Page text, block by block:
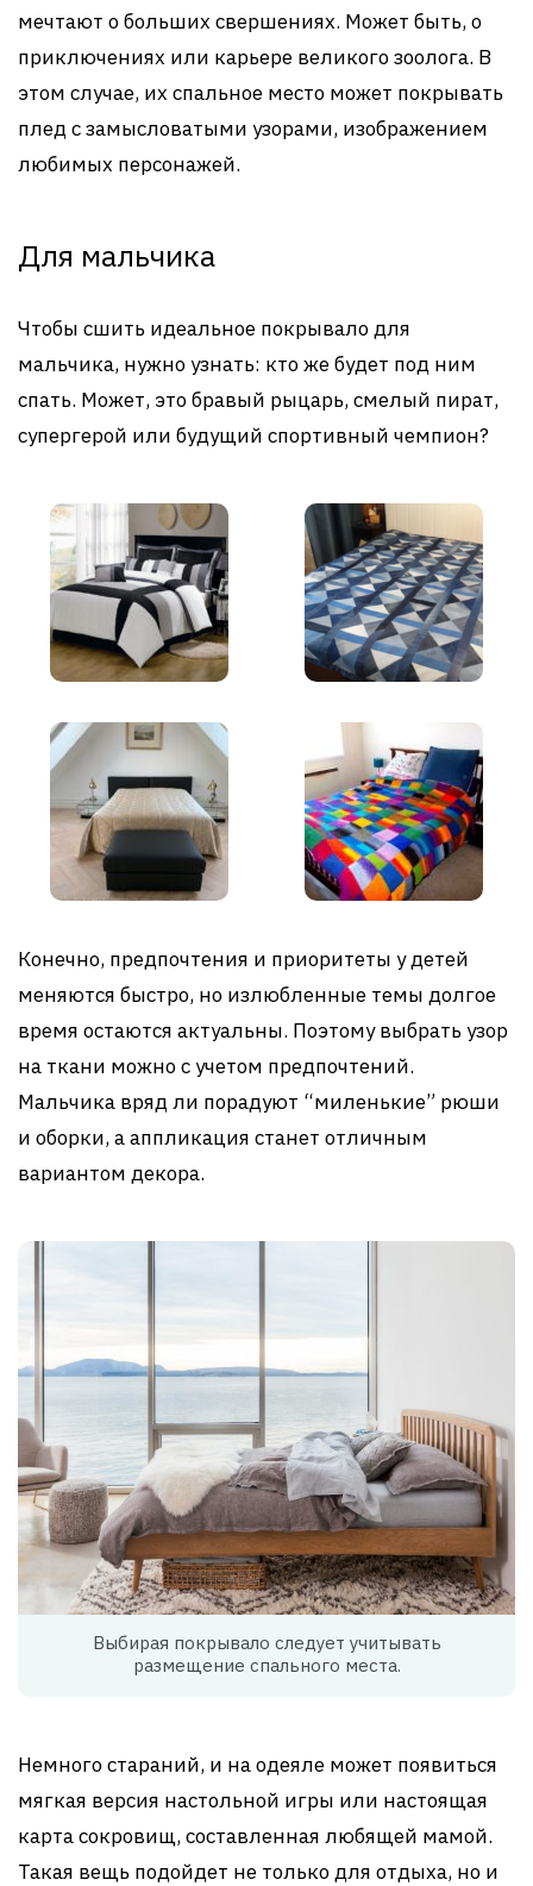
мечтают о больших свершениях. Может быть, о
приключениях или карьере великого зоолога. В
этом случае, их спальное место может покрывать
плед с замысловатыми узорами, изображением
любимых персонажей.
Для мальчика
Чтобы сшить идеальное покрывало для
мальчика, нужно узнать: кто же будет под ним
спать. Может, это бравый рыцарь, смелый пират,
супергерой или будущий спортивный чемпион?
Конечно, предпочтения и приоритеты у детей
меняются быстро, но излюбленные темы долгое
время остаются актуальны. Поэтому выбрать узор
на ткани можно с учетом предпочтений.
Мальчика вряд ли порадуют “миленькие” рюши
и оборки, а аппликация станет отличным
вариантом декора.
Выбирая покрывало следует учитывать
размещение спального места.
Немного стараний, и на одеяле может появиться
мягкая версия настольной игры или настоящая
карта сокровищ, составленная любящей мамой.
Такая вещь подойдет не только для отдыха, но и